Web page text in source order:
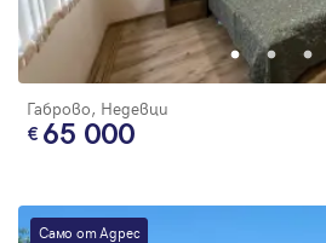
Габрово, Недевци
65 000
Само от Адрес
Парола